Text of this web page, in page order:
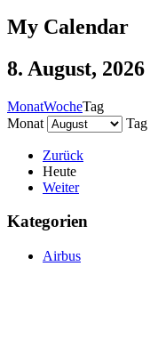
My Calendar
8. August, 2026
MonatWocheTag
Monat
Tag
Zurück
Heute
Weiter
Kategorien
Airbus